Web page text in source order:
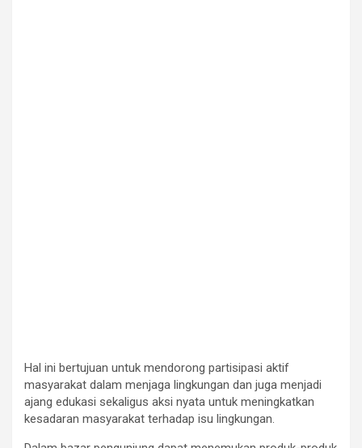
Hal ini bertujuan untuk mendorong partisipasi aktif
masyarakat dalam menjaga lingkungan dan juga menjadi
ajang edukasi sekaligus aksi nyata untuk meningkatkan
kesadaran masyarakat terhadap isu lingkungan.